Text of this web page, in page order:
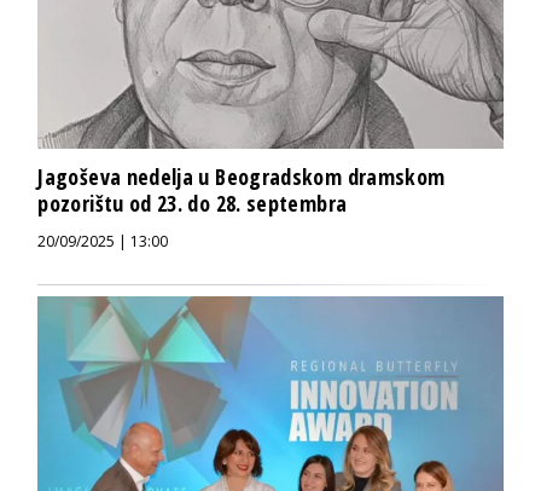
Jagoševa nedelja u Beogradskom dramskom
pozorištu od 23. do 28. septembra
20/09/2025 | 13:00